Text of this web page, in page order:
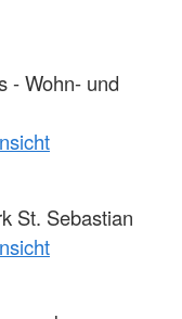
- Wohn- und
St. Sebastian